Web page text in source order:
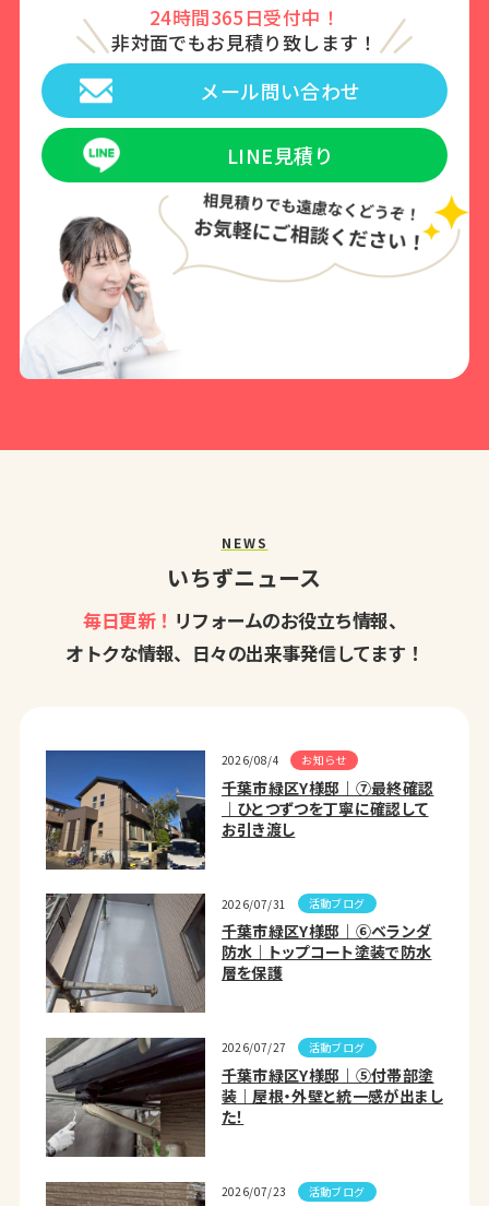
24時間365日受付中！
非対面でもお見積り致します！
メール問い合わせ
LINE見積り
NEWS
いちずニュース
毎日更新！ リフォームのお役立ち情報、
オトクな情報、日々の出来事発信してます！
2026/08/4 お知らせ
千葉市緑区Y様邸｜⑦最終確認
｜ひとつずつを丁寧に確認して
お引き渡し
2026/07/31 活動ブログ
千葉市緑区Y様邸｜⑥ベランダ
防水｜トップコート塗装で防水
層を保護
2026/07/27 活動ブログ
千葉市緑区Y様邸｜⑤付帯部塗
装｜屋根・外壁と統一感が出まし
た！
2026/07/23 活動ブログ